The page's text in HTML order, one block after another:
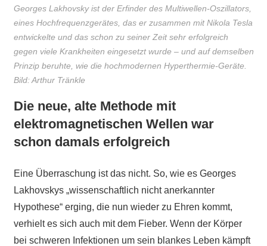
Georges Lakhovsky ist der Erfinder des Multiwellen-Oszillators,
eines Hochfrequenzgerätes, das er zusammen mit Nikola Tesla
entwickelte und das schon zu seiner Zeit sehr erfolgreich
gegen viele Krankheiten eingesetzt wurde – und auf demselben
Prinzip beruhte, wie die hochmodernen Hyperthermie-Geräte.
Bild: Arthur Tränkle
Die neue, alte Methode mit
elektromagnetischen Wellen war
schon damals erfolgreich
Eine Überraschung ist das nicht. So, wie es Georges
Lakhovskys „wissenschaftlich nicht anerkannter
Hypothese“ erging, die nun wieder zu Ehren kommt,
verhielt es sich auch mit dem Fieber. Wenn der Körper
bei schweren Infektionen um sein blankes Leben kämpft